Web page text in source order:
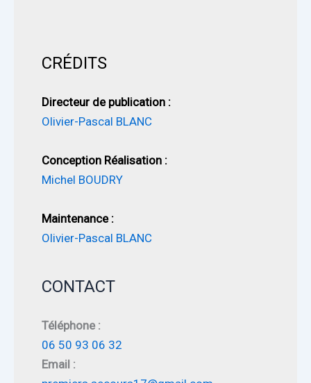
CRÉDITS
Directeur de publication :
Olivier-Pascal BLANC
Conception Réalisation :
Michel BOUDRY
Maintenance :
Olivier-Pascal BLANC
CONTACT
Téléphone :
06 50 93 06 32
Email :